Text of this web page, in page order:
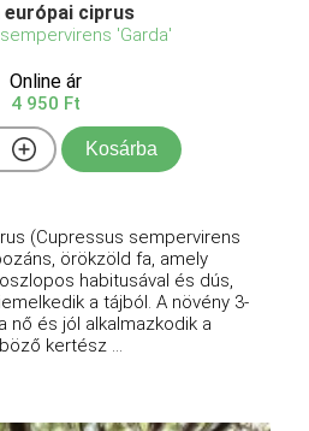
európai ciprus
'Garda'
Online ár
4 950 Ft
Kosárba
(Cupressus sempervirens
örökzöld fa, amely
habitusával és dús,
a tájból. A növény 3-
nő és jól alkalmazkodik a
kertész ...